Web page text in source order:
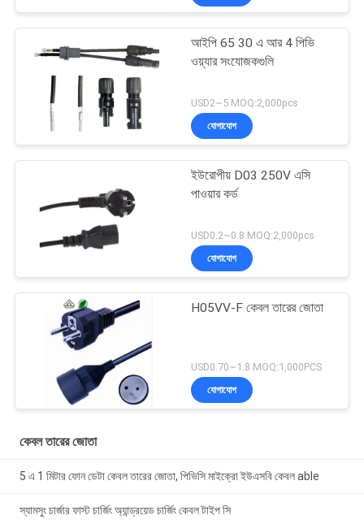
আইপি 65 30 এ আর 4 পিভি
ওয়্যার সংযোজকগুলি
USD2~5 MOQ:2,000pcs
যোগাযোগ
ইউরোপীয় D03 250V এসি
পাওয়ার কর্ড
USD0.2~0.8 MOQ:2,000pcs
যোগাযোগ
H05VV-F কেবল তারের জোতা
USD0.70~1.8 MOQ:1,000PCS
যোগাযোগ
কেবল তারের জোতা
5 এ 1 মিটার ফোন ডেটা কেবল তারের জোতা, পিভিসি মাইক্রো ইউএসবি কেবল able
স্যামসুং চার্জার ফাস্ট চার্জিং অ্যান্ড্রয়েড চার্জিং কেবল টাইপ সি